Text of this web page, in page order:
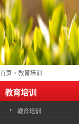
首页 > 教育培训
教育培训
教育培训